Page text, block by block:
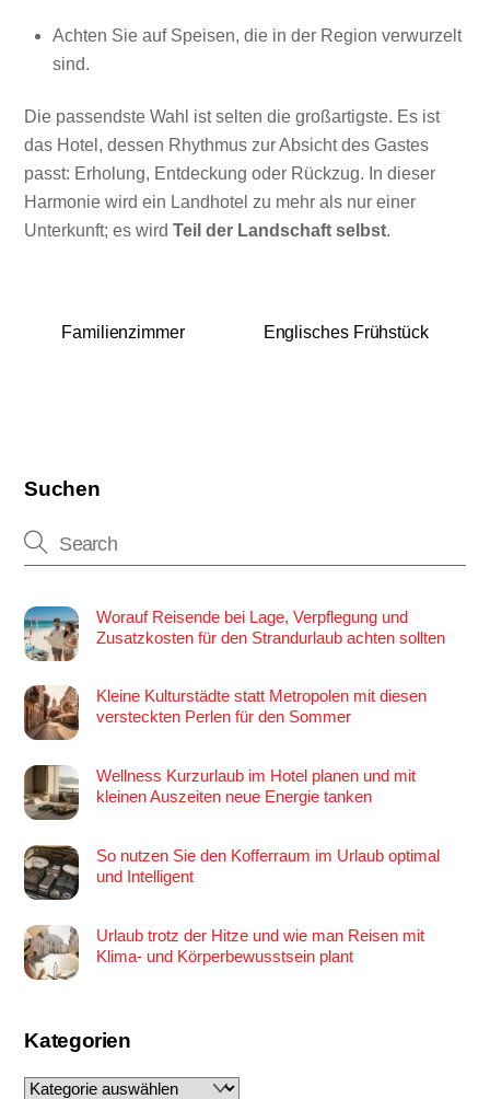
Achten Sie auf Speisen, die in der Region verwurzelt
sind.
Die passendste Wahl ist selten die großartigste. Es ist
das Hotel, dessen Rhythmus zur Absicht des Gastes
passt: Erholung, Entdeckung oder Rückzug. In dieser
Harmonie wird ein Landhotel zu mehr als nur einer
Unterkunft; es wirdTeil der Landschaft selbst.
Familienzimmer Englisches Frühstück
Suchen
Worauf Reisende bei Lage, Verpflegung und
Zusatzkosten für den Strandurlaub achten sollten
Kleine Kulturstädte statt Metropolen mit diesen
versteckten Perlen für den Sommer
Wellness Kurzurlaub im Hotel planen und mit
kleinen Auszeiten neue Energie tanken
So nutzen Sie den Kofferraum im Urlaub optimal
und Intelligent
Urlaub trotz der Hitze und wie man Reisen mit
Klima- und Körperbewusstsein plant
Kategorien
Kategorien